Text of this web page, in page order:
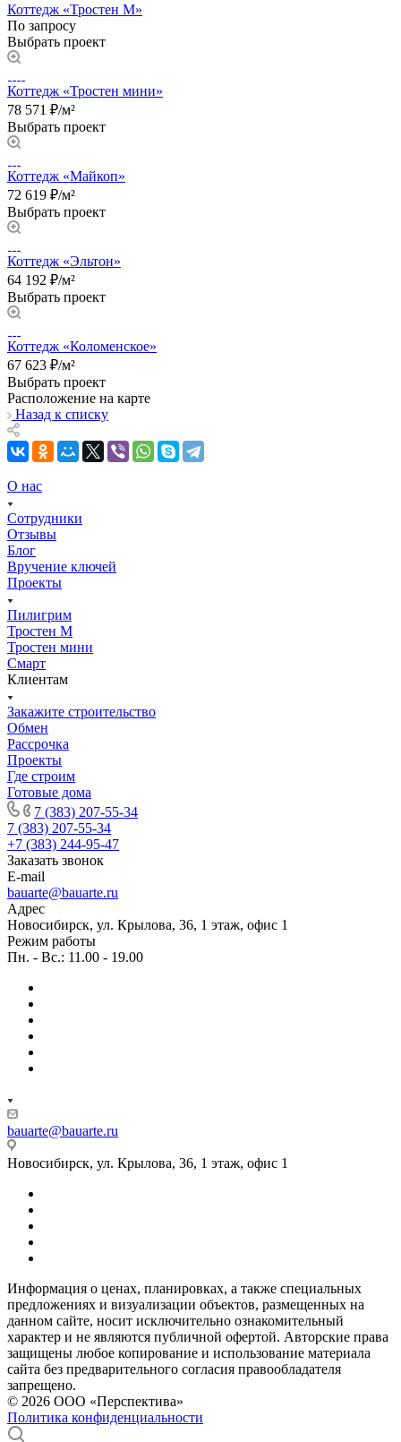
Коттедж «Тростен М»
По запросу
Выбрать проект
Коттедж «Тростен мини»
78 571 ₽/м²
Выбрать проект
Коттедж «Майкоп»
72 619 ₽/м²
Выбрать проект
Коттедж «Эльтон»
64 192 ₽/м²
Выбрать проект
Коттедж «Коломенское»
67 623 ₽/м²
Выбрать проект
Расположение на карте
Назад к списку
О нас
Сотрудники
Отзывы
Блог
Вручение ключей
Проекты
Пилигрим
Тростен М
Тростен мини
Смарт
Клиентам
Закажите строительство
Обмен
Рассрочка
Проекты
Где строим
Готовые дома
7 (383) 207-55-34
7 (383) 207-55-34
+7 (383) 244-95-47
Заказать звонок
E-mail
bauarte@bauarte.ru
Адрес
Новосибирск, ул. Крылова, 36, 1 этаж, офис 1
Режим работы
Пн. - Вс.: 11.00 - 19.00
bauarte@bauarte.ru
Новосибирск, ул. Крылова, 36, 1 этаж, офис 1
Информация о ценах, планировках, а также специальных
предложениях и визуализации объектов, размещенных на
данном сайте, носит исключительно ознакомительный
характер и не являются публичной офертой. Авторские права
защищены любое копирование и использование материала
сайта без предварительного согласия правообладателя
запрещено.
© 2026 ООО «Перспектива»
Политика конфиденциальности